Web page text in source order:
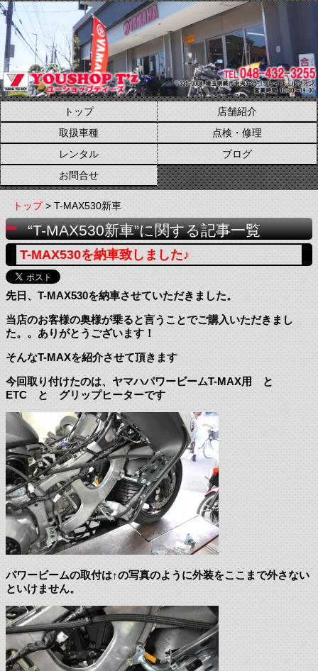
トップ
店舗紹介
取扱車種
点検・修理
レンタル
ブログ
お問合せ
トップ> T-MAX530新車
“T-MAX530新車”に関する記事一覧
T-MAX530を納車致しました♪
先日、T-MAX530を納車させていただきました。
当店のお客様の奥様が乗ると言うことでご購入いただきまし
た。。ありがとうございます！
そんなT-MAXを紹介させて頂きます
今回取り付けたのは、ヤマハパワービームT-MAX用 と
ETC と グリップヒーターです
パワービームの取付は↑の写真のように外装をここまで外さない
といけません。